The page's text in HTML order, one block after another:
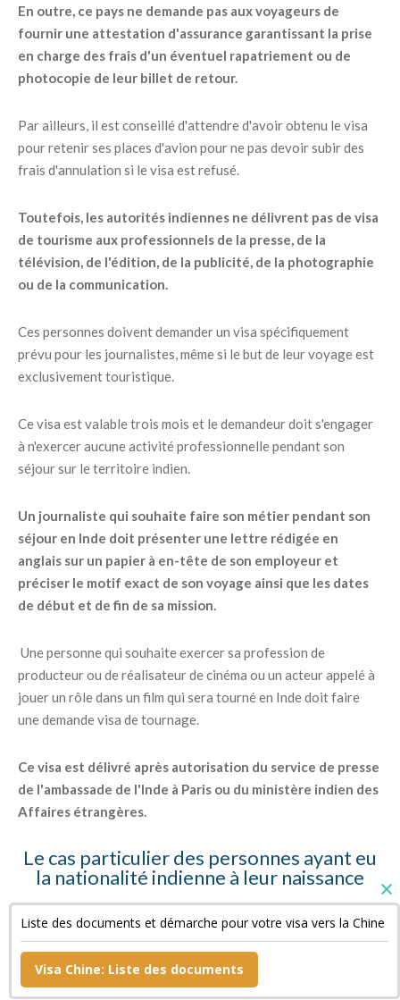
En outre, ce pays ne demande pas aux voyageurs de
fournir une attestation d'assurance garantissant la prise
en charge des frais d'un éventuel rapatriement ou de
photocopie de leur billet de retour.
Par ailleurs, il est conseillé d'attendre d'avoir obtenu le visa
pour retenir ses places d'avion pour ne pas devoir subir des
frais d'annulation si le visa est refusé.
Toutefois, les autorités indiennes ne délivrent pas de visa
de tourisme aux professionnels de la presse, de la
télévision, de l'édition, de la publicité, de la photographie
ou de la communication.
Ces personnes doivent demander un visa spécifiquement
prévu pour les journalistes, même si le but de leur voyage est
exclusivement touristique.
Ce visa est valable trois mois et le demandeur doit s'engager
à n'exercer aucune activité professionnelle pendant son
séjour sur le territoire indien.
Un journaliste qui souhaite faire son métier pendant son
séjour en Inde doit présenter une lettre rédigée en
anglais sur un papier à en-tête de son employeur et
préciser le motif exact de son voyage ainsi que les dates
de début et de fin de sa mission.
Une personne qui souhaite exercer sa profession de
producteur ou de réalisateur de cinéma ou un acteur appelé à
jouer un rôle dans un film qui sera tourné en Inde doit faire
une demande visa de tournage.
Ce visa est délivré après autorisation du service de presse
de l'ambassade de l'Inde à Paris ou du ministère indien des
Affaires étrangères.
Le cas particulier des personnes ayant eu
la nationalité indienne à leur naissance
Ces personnes doivent fournir des copies de leur « Surrender
Certificate » et de leur passeport indien annulé ainsi qu'une
déclaration sur l'honneur.
Liste des documents et démarche pour votre visa vers la Chine
Visa Chine: Liste des documents